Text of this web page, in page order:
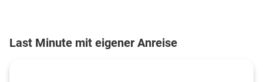
Last Minute mit eigener Anreise